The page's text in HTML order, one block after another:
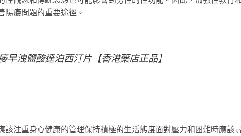
陽痿問題的重要途徑。
早洩鹽酸達泊西汀片【香港藥店正品】
該注重身心健康的管理保持積極的生活態度面對壓力和困難時應該